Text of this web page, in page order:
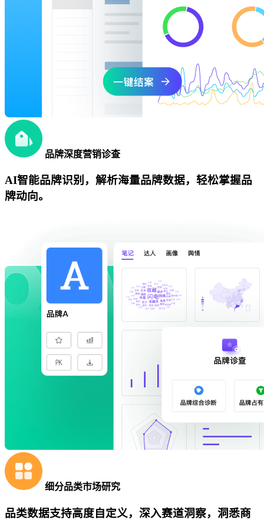
品牌深度营销诊查
AI智能品牌识别，解析海量品牌数据，轻松掌握品
牌动向。
细分品类市场研究
品类数据支持高度自定义，深入赛道洞察，洞悉商